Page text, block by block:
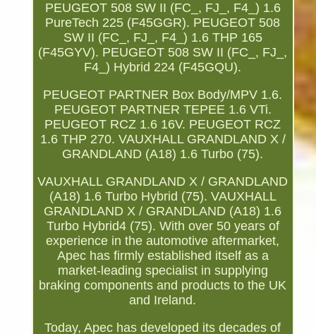
PEUGEOT 508 SW II (FC_, FJ_, F4_) 1.6
PureTech 225 (F45GGR). PEUGEOT 508
SW II (FC_, FJ_, F4_) 1.6 THP 165
(F45GYV). PEUGEOT 508 SW II (FC_, FJ_,
F4_) Hybrid 224 (F45GQU).
PEUGEOT PARTNER Box Body/MPV 1.6.
PEUGEOT PARTNER TEPEE 1.6 VTi.
PEUGEOT RCZ 1.6 16V. PEUGEOT RCZ
1.6 THP 270. VAUXHALL GRANDLAND X /
GRANDLAND (A18) 1.6 Turbo (75).
VAUXHALL GRANDLAND X / GRANDLAND
(A18) 1.6 Turbo Hybrid (75). VAUXHALL
GRANDLAND X / GRANDLAND (A18) 1.6
Turbo Hybrid4 (75). With over 50 years of
experience in the automotive aftermarket,
Apec has firmly established itself as a
market-leading specialist in supplying
braking components and products to the UK
and Ireland.
Today, Apec has developed its decades of